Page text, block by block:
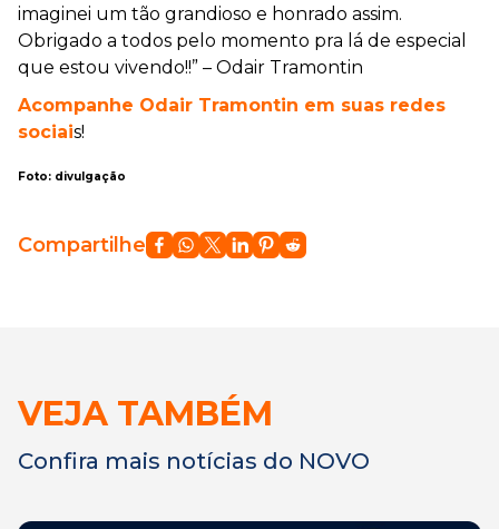
imaginei um tão grandioso e honrado assim.
Obrigado a todos pelo momento pra lá de especial
que estou vivendo!!” – Odair Tramontin
Acompanhe Odair Tramontin em suas redes
sociais!
Foto: divulgação
Compartilhe
VEJA TAMBÉM
Confira mais notícias do NOVO